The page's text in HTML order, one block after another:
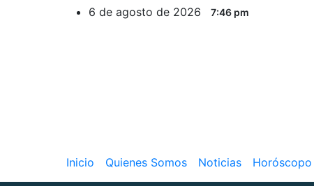
6 de agosto de 2026 7:46 pm
Inicio Quienes Somos Noticias Horóscopo